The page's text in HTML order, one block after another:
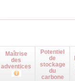
Maîtrise
des
adventices
Potentiel
de
stockage
du
carbone